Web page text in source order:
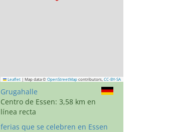
Leaflet | Map data © OpenStreetMap contributors, CC-BY-SA
Grugahalle
Centro de Essen: 3,58 km en
línea recta
ferias que se celebren en Essen